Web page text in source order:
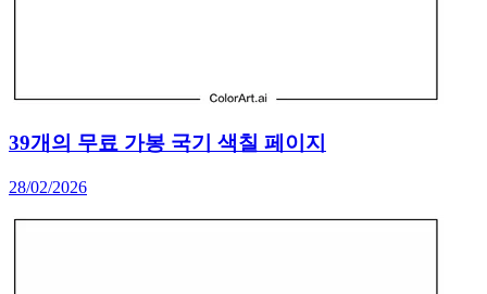
39개의 무료 가봉 국기 색칠 페이지
28/02/2026